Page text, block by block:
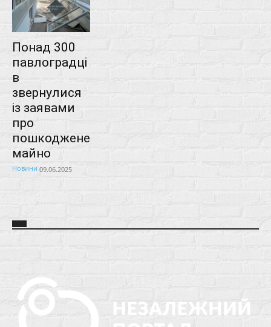
Понад 300
павлоградці
в
звернулися
із заявами
про
пошкоджене
майно
Новини 09.06.2025